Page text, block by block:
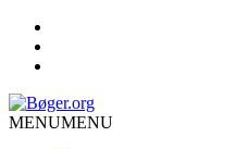
MENUMENU